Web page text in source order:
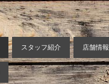
スタッフ紹介 店舗情報